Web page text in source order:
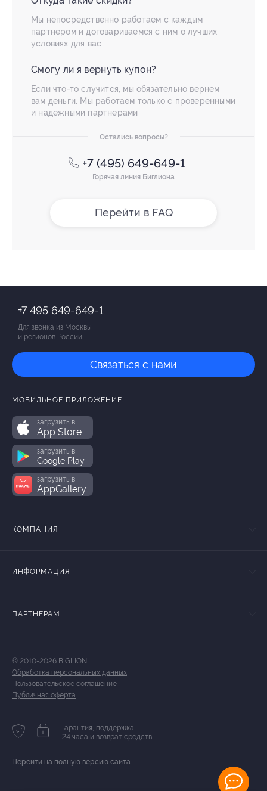
Мы непосредственно работаем с каждым
партнером и договариваемся с ним о лучших
условиях для вас
Смогу ли я вернуть купон?
Если что-то случится, мы обязательно вернем
вам деньги. Мы работаем только с проверенными
и надежными партнерами
Остались вопросы?
+7 (495) 649-649-1
Горячая линия Биглиона
Перейти в FAQ
+7 495 649-649-1
Для звонка из Москвы
и регионов России
Связаться с нами
МОБИЛЬНОЕ ПРИЛОЖЕНИЕ
загрузить в
App Store
загрузить в
Google Play
загрузить в
AppGallery
КОМПАНИЯ
ИНФОРМАЦИЯ
ПАРТНЕРАМ
© 2010-2026 BIGLION
Обработка персональных данных
Пользовательское соглашение
Публичная оферта
Гарантия, поддержка
24 часа и возврат средств
Перейти на полную версию сайта